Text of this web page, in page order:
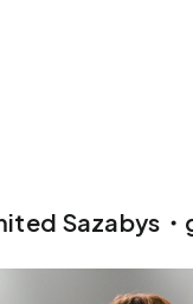
Sazabys・